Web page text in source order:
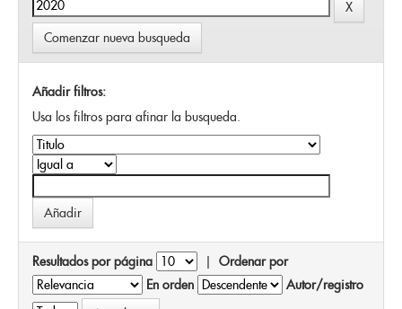
Comenzar nueva busqueda
Añadir filtros:
Usa los filtros para afinar la busqueda.
Resultados por página | Ordenar por
En orden
Autor/registro